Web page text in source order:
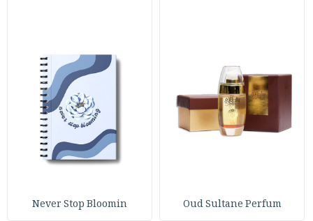
Oud Sultane Perfum
Never Stop Bloomin